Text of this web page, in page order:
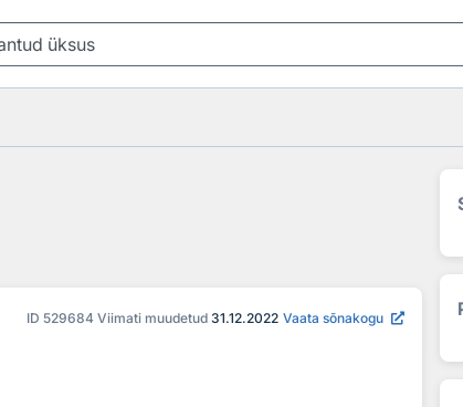
ID 529684 Viimati muudetud 31.12.2022 Vaata sõnakogu